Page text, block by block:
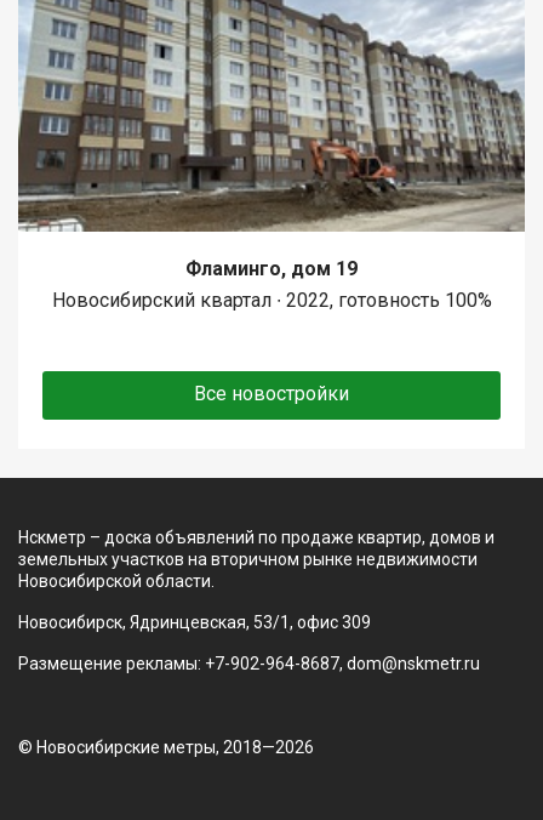
Фламинго, дом 19
Новосибирский квартал ∙ 2022, готовность 100%
Все новостройки
Нскметр – доска объявлений по продаже квартир, домов и
земельных участков на вторичном рынке недвижимости
Новосибирской области.
Новосибирск, Ядринцевская, 53/1, офис 309
Размещение рекламы: +7-902-964-8687, dom@nskmetr.ru
© Новосибирские метры, 2018—2026